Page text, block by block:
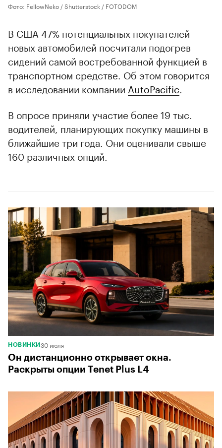
Фото: FellowNeko / Shutterstock / FOTODOM
В США 47% потенциальных покупателей
новых автомобилей посчитали подогрев
сидений самой востребованной функцией в
транспортном средстве. Об этом говорится
в исследовании компании AutoPacific
В опросе приняли участие более 19 тыс.
водителей, планирующих покупку машины в
ближайшие три года. Они оценивали свыше
160 различных опций.
00:00 / 00:00
НОВИНКИ 30 июля
Он дистанционно открывает окна.
Раскрыты опции Tenet Plus L4